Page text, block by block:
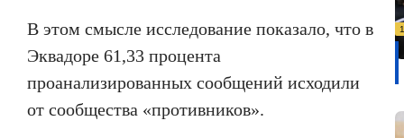
В этом смысле исследование показало, что в
Эквадоре 61,33 процента
проанализированных сообщений исходили
от сообщества «противников».